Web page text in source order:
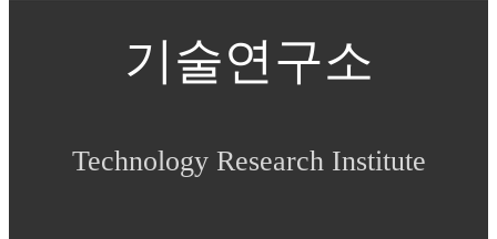
기술연구소
Technology Research Institute